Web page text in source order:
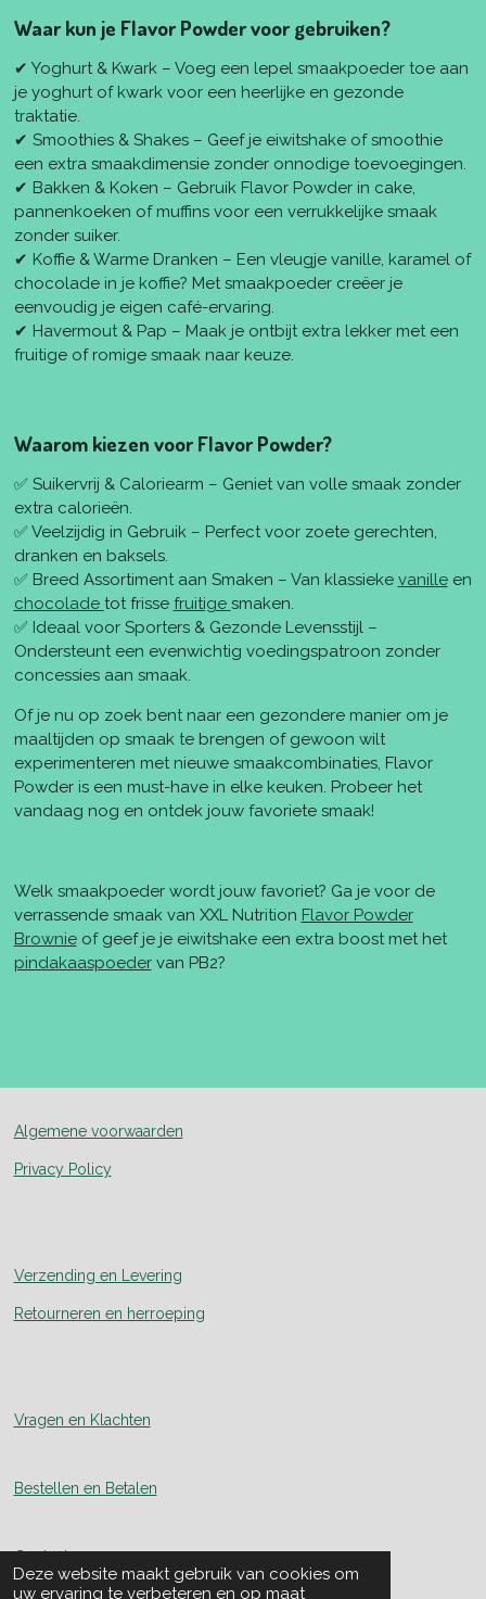
Deze website maakt gebruik van cookies om
uw ervaring te verbeteren en op maat
Waar kun je Flavor Powder voor gebruiken?
✔ Yoghurt & Kwark – Voeg een lepel smaakpoeder toe aan
je yoghurt of kwark voor een heerlijke en gezonde
traktatie.
✔ Smoothies & Shakes – Geef je eiwitshake of smoothie
een extra smaakdimensie zonder onnodige toevoegingen.
✔ Bakken & Koken – Gebruik Flavor Powder in cake,
pannenkoeken of muffins voor een verrukkelijke smaak
zonder suiker.
✔ Koffie & Warme Dranken – Een vleugje vanille, karamel of
chocolade in je koffie? Met smaakpoeder creëer je
eenvoudig je eigen café-ervaring.
✔ Havermout & Pap – Maak je ontbijt extra lekker met een
fruitige of romige smaak naar keuze.
Waarom kiezen voor Flavor Powder?
✅ Suikervrij & Caloriearm – Geniet van volle smaak zonder
extra calorieën.
✅ Veelzijdig in Gebruik – Perfect voor zoete gerechten,
dranken en baksels.
✅ Breed Assortiment aan Smaken – Van klassieke vanilleen
chocolade tot frisse fruitige smaken.
✅ Ideaal voor Sporters & Gezonde Levensstijl –
Ondersteunt een evenwichtig voedingspatroon zonder
concessies aan smaak.
Of je nu op zoek bent naar een gezondere manier om je
maaltijden op smaak te brengen of gewoon wilt
experimenteren met nieuwe smaakcombinaties, Flavor
Powder is een must-have in elke keuken. Probeer het
vandaag nog en ontdek jouw favoriete smaak!
Welk smaakpoeder wordt jouw favoriet? Ga je voor de
verrassende smaak van XXL Nutrition Flavor Powder
Brownieof geef je je eiwitshake een extra boost met het
pindakaaspoedervan PB2?
Algemene voorwaarden
Privacy Policy
Verzending en Levering
Retourneren en herroeping
Vragen en Klachten
Bestellen en Betalen
Contact